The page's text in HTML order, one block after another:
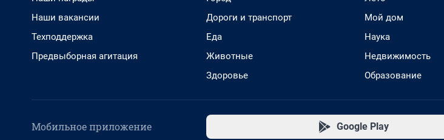
Наши вакансии
Техподдержка
Предвыборная агитация
Дороги и транспорт
Еда
Животные
Здоровье
Мой дом
Наука
Недвижимость
Образование
Мобильное приложение Google Play